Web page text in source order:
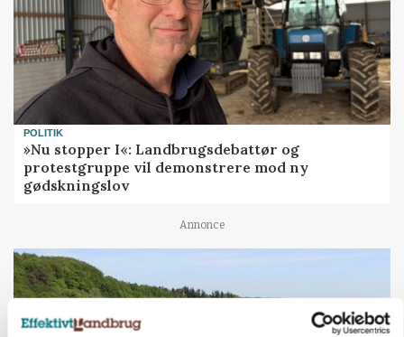
POLITIK
»Nu stopper I«: Landbrugsdebattør og
protestgruppe vil demonstrere mod ny
gødskningslov
Annonce